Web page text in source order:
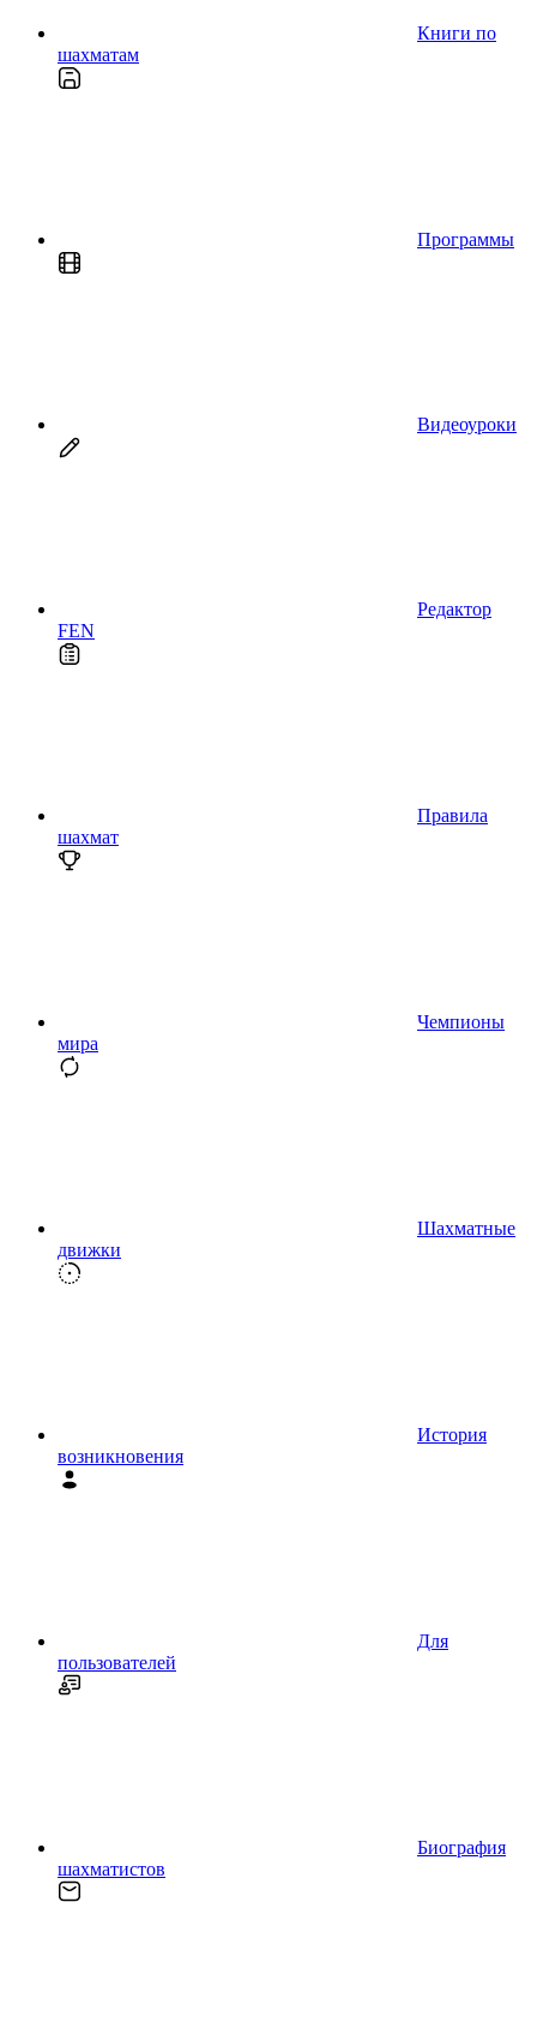
Книги по
шахматам
Программы
Видеоуроки
Редактор
FEN
Правила
шахмат
Чемпионы
мира
Шахматные
движки
История
возникновения
Для
пользователей
Биография
шахматистов